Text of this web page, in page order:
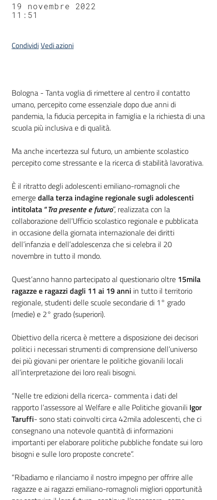
19 novembre 2022
11:51
CondividiVedi azioni
Contenuto
Bologna - Tanta voglia di rimettere al centro il contatto
umano, percepito come essenziale dopo due anni di
pandemia, la fiducia percepita in famiglia e la richiesta di una
scuola più inclusiva e di qualità.
Ma anche incertezza sul futuro, un ambiente scolastico
percepito come stressante e la ricerca di stabilità lavorativa.
È il ritratto degli adolescenti emiliano-romagnoli che
emergedalla terza indagine regionale sugli adolescenti
intitolata “Tra presente e futuro”, realizzata con la
collaborazione dell’Ufficio scolastico regionale e pubblicata
in occasione della giornata internazionale dei diritti
dell’infanzia e dell’adolescenza che si celebra il 20
novembre in tutto il mondo.
Quest’anno hanno partecipato al questionario oltre 15mila
ragazze e ragazzi dagli 11 ai 19 anni in tutto il territorio
regionale, studenti delle scuole secondarie di 1° grado
(medie) e 2° grado (superiori).
Obiettivo della ricerca è mettere a disposizione dei decisori
politici i necessari strumenti di comprensione dell’universo
dei più giovani per orientare le politiche giovanili locali
all’interpretazione dei loro reali bisogni.
“Nelle tre edizioni della ricerca- commenta i dati del
rapporto l’assessore al Welfare e alle Politiche giovanili Igor
Taruffi- sono stati coinvolti circa 42mila adolescenti, che ci
consegnano una notevole quantità di informazioni
importanti per elaborare politiche pubbliche fondate sui loro
bisogni e sulle loro proposte concrete”.
“Ribadiamo e rilanciamo il nostro impegno per offrire alle
ragazze e ai ragazzi emiliano-romagnoli migliori opportunità